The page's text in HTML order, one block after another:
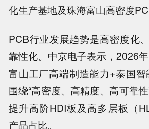
化生产基地及珠海富山高密度
PCB行业发展趋势是高密度化
靠性化。中京电子表示，2026
富山工厂高端制造能力+泰国智
围绕“高密度、高精度、高可靠
提升高阶HDI板及高多层板（
产品占比。